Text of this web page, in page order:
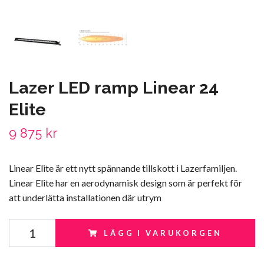
Lazer LED ramp Linear 24
Elite
9 875 kr
Linear Elite är ett nytt spännande tillskott i Lazerfamiljen.
Linear Elite har en aerodynamisk design som är perfekt för
att underlätta installationen där utrym
LÄGG I VARUKORGEN